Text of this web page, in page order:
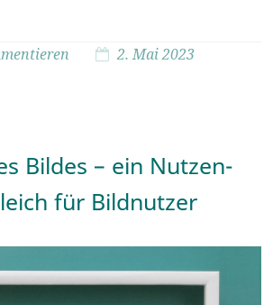
2. Mai 2023
Bildes – ein Nutzen-
für Bildnutzer